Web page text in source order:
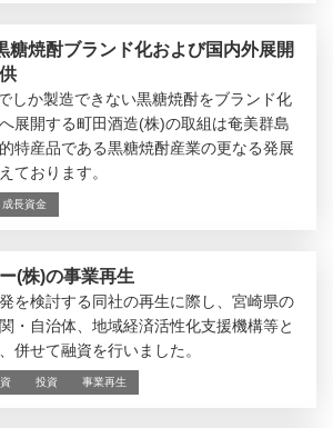
糖焼酎ブランド化および国内外展開
しか製造できない黒糖焼酎をブランド化
展開する町田酒造(株)の取組は奄美群島
特産品である黒糖焼酎産業の更なる発展
ております。
成長資金
(株)の事業再生
を検討する同社の再生に際し、宮崎県の
・自治体、地域経済活性化支援機構等と
併せて融資を行いました。
投資 事業再生